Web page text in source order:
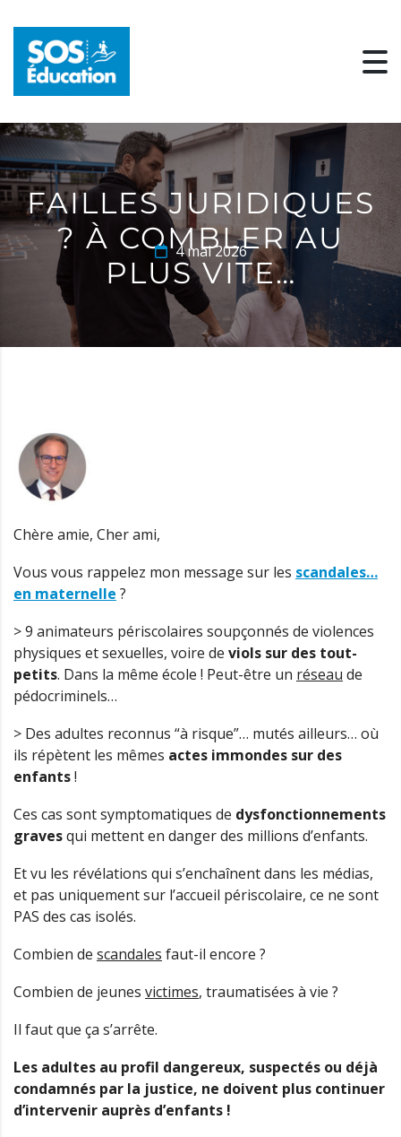
FAILLES JURIDIQUES
? À COMBLER AU
PLUS VITE…
4 mai 2026
Chère amie, Cher ami,
Vous vous rappelez mon message sur les scandales…
en maternelle ?
> 9 animateurs périscolaires soupçonnés de violences
physiques et sexuelles, voire de viols sur des tout-
petits. Dans la même école ! Peut-être un réseau de
pédocriminels…
> Des adultes reconnus “à risque”… mutés ailleurs… où
ils répètent les mêmes actes immondes sur des
enfants!
Ces cas sont symptomatiques de dysfonctionnements
gravesqui mettent en danger des millions d’enfants.
Et vu les révélations qui s’enchaînent dans les médias,
et pas uniquement sur l’accueil périscolaire, ce ne sont
PAS des cas isolés.
Combien de scandales faut-il encore ?
Combien de jeunes victimes, traumatisées à vie ?
Il faut que ça s’arrête.
Les adultes au profil dangereux, suspectés ou déjà
condamnés par la justice, ne doivent plus continuer
d’intervenir auprès d’enfants !